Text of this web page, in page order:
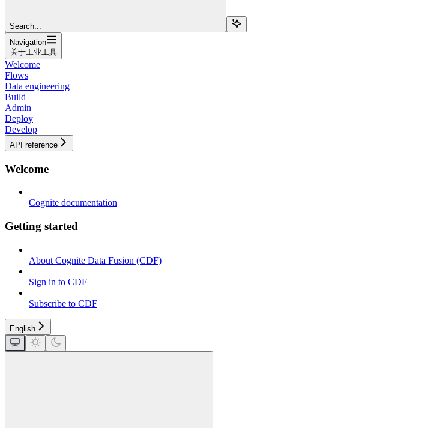
Search...
Navigation
关于工业工具
Welcome
Flows
Data engineering
Build
Admin
Deploy
Develop
API reference
Welcome
Cognite documentation
Getting started
About Cognite Data Fusion (CDF)
Sign in to CDF
Subscribe to CDF
English